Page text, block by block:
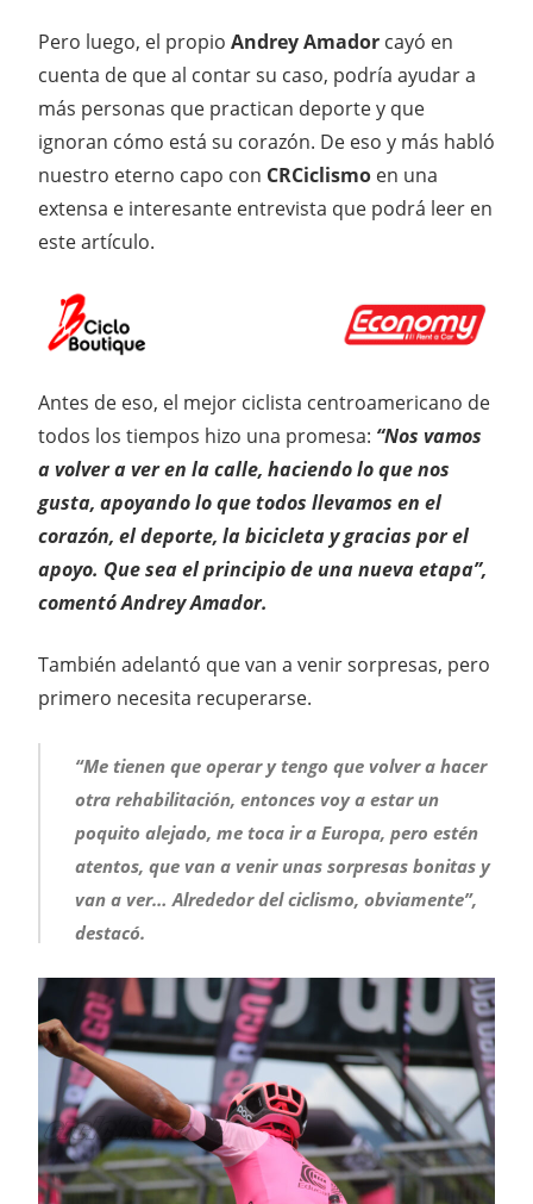
Pero luego, el propio Andrey Amador cayó en
cuenta de que al contar su caso, podría ayudar a
más personas que practican deporte y que
ignoran cómo está su corazón. De eso y más habló
nuestro eterno capo con CRCiclismo en una
extensa e interesante entrevista que podrá leer en
este artículo.
Antes de eso, el mejor ciclista centroamericano de
todos los tiempos hizo una promesa: “Nos vamos
a volver a ver en la calle, haciendo lo que nos
gusta, apoyando lo que todos llevamos en el
corazón, el deporte, la bicicleta y gracias por el
apoyo. Que sea el principio de una nueva etapa”,
comentó Andrey Amador.
También adelantó que van a venir sorpresas, pero
primero necesita recuperarse.
“Me tienen que operar y tengo que volver a hacer
otra rehabilitación, entonces voy a estar un
poquito alejado, me toca ir a Europa, pero estén
atentos, que van a venir unas sorpresas bonitas y
van a ver… Alrededor del ciclismo, obviamente”,
destacó.